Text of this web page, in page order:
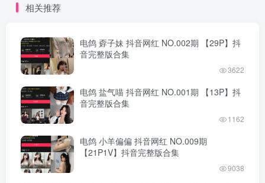
相关推荐
电鸽 孬子妹 抖音网红 NO.002期 【29P】抖
音完整版合集
3622
电鸽 盐气喵 抖音网红 NO.001期 【13P】抖
音完整版合集
1162
电鸽 小羊偏偏 抖音网红 NO.009期
【21P1V】抖音完整版合集
9038